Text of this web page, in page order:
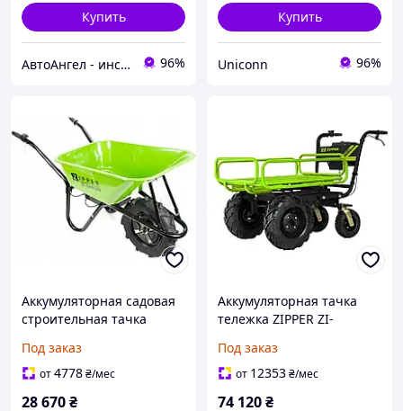
Купить
АвтоАнгел - инструменты и оборудование для СТО, расходные материалы, товары для дома и сада 96%
Купить
Uniconn 96%
Аккумуляторная садовая
строительная тачка
Под заказ
от4778₴/мес
28 670₴
Аккумуляторная тачка
тележка ZIPPER ZI-
Под заказ
от 12353₴/мес
74 120₴